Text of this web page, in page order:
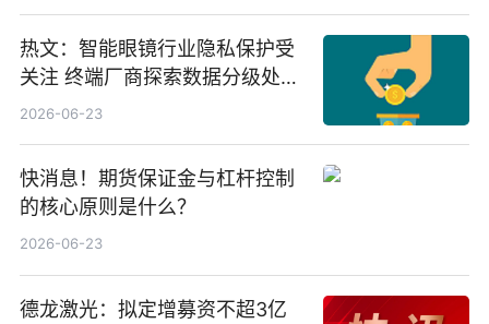
热文：智能眼镜行业隐私保护受
关注 终端厂商探索数据分级处理
等方案
2026-06-23
快消息！期货保证金与杠杆控制
的核心原则是什么？
2026-06-23
德龙激光：拟定增募资不超3亿